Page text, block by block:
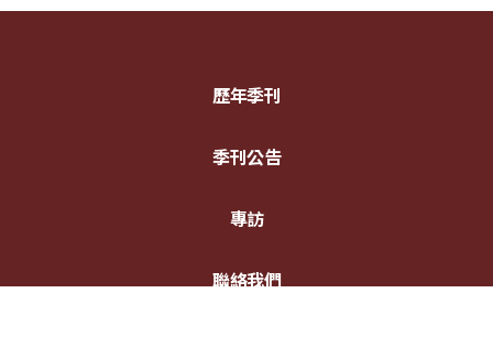
歷年季刊
季刊公告
專訪
聯絡我們